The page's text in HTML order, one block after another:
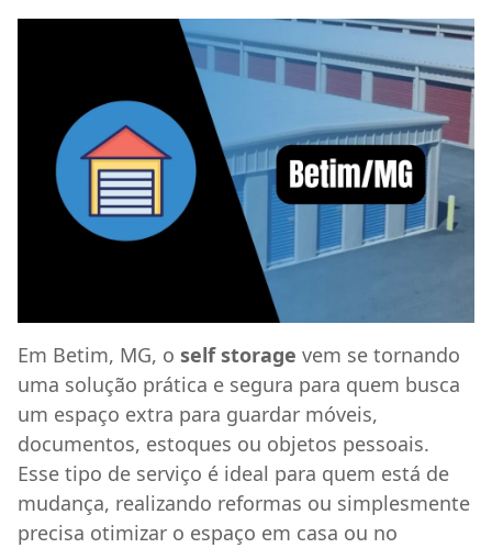
Em Betim, MG, o self storage vem se tornando
uma solução prática e segura para quem busca
um espaço extra para guardar móveis,
documentos, estoques ou objetos pessoais.
Esse tipo de serviço é ideal para quem está de
mudança, realizando reformas ou simplesmente
precisa otimizar o espaço em casa ou no